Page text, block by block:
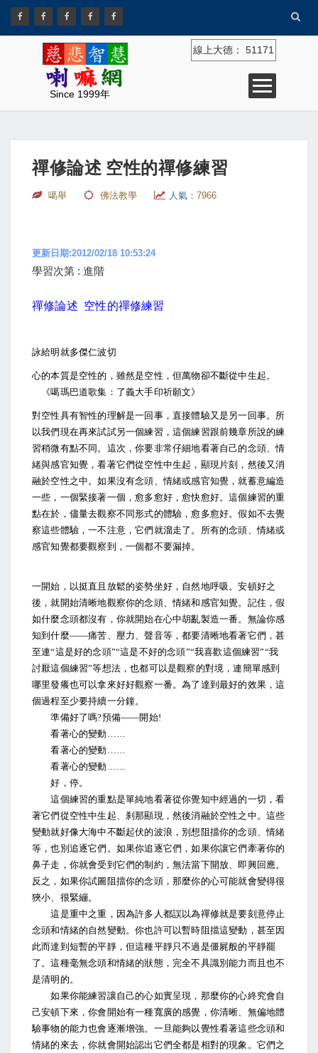
Since 1999年
線上大德： 51171
禪修論述 空性的禪修練習
噶舉 佛法教學 人氣： 7966
更新日期:2012/02/18 10:53:24
學習次第 : 進階
禪修論述 空性的禪修練習
詠給明就多傑仁波切
心的本質是空性的，雖然是空性，但萬物卻不斷從中生起。
《噶瑪巴道歌集：了義大手印祈願文》
對空性具有智性的理解是一回事，直接體驗又是另一回事。所
以我們現在再來試試另一個練習，這個練習跟前幾章所說的練
習稍微有點不同。這次，你要非常仔細地看著自己的念頭、情
緒與感官知覺，看著它們從空性中生起，顯現片刻，然後又消
融於空性之中。如果沒有念頭、情緒或感官知覺，就蓄意編造
一些，一個緊接著一個，愈多愈好，愈快愈好。這個練習的重
點在於，儘量去觀察不同形式的體驗，愈多愈好。假如不去覺
察這些體驗，一不注意，它們就溜走了。所有的念頭、情緒或
感官知覺都要觀察到，一個都不要漏掉。
一開始，以挺直且放鬆的姿勢坐好，自然地呼吸。安頓好之
後，就開始清晰地觀察你的念頭、情緒和感官知覺。記住，假
如什麼念頭都沒有，你就開始在心中胡亂製造一番。無論你感
知到什麼——痛苦、壓力、聲音等，都要清晰地看著它們，甚
至連“這是好的念頭”“這是不好的念頭”“我喜歡這個練習”“我
討厭這個練習”等想法，也都可以是觀察的對境，連簡單感到
哪里發癢也可以拿來好好觀察一番。為了達到最好的效果，這
個過程至少要持續一分鐘。
準備好了嗎?預備——開始!
看著心的變動……
看著心的變動……
看著心的變動……
好，停。
這個練習的重點是單純地看著從你覺知中經過的一切，看
著它們從空性中生起、刹那顯現，然後消融於空性之中。這些
變動就好像大海中不斷起伏的波浪，別想阻擋你的念頭、情緒
等，也別追逐它們。如果你追逐它們，如果你讓它們牽著你的
鼻子走，你就會受到它們的制約，無法當下開放、即興回應。
反之，如果你試圖阻擋你的念頭，那麼你的心可能就會變得很
狹小、很緊繃。
這是重中之重，因為許多人都誤以為禪修就是要刻意停止
念頭和情緒的自然變動。你也許可以暫時阻擋這變動，甚至因
此而達到短暫的平靜，但這種平靜只不過是僵屍般的平靜罷
了。這種毫無念頭和情緒的狀態，完全不具識別能力而且也不
是清明的。
如果你能練習讓自己的心如實呈現，那麼你的心終究會自
己安頓下來，你會開始有一種寬廣的感覺，你清晰、無偏地體
驗事物的能力也會逐漸增強。一旦能夠以覺性看著這些念頭和
情緒的來去，你就會開始認出它們全都是相對的現象。它們之